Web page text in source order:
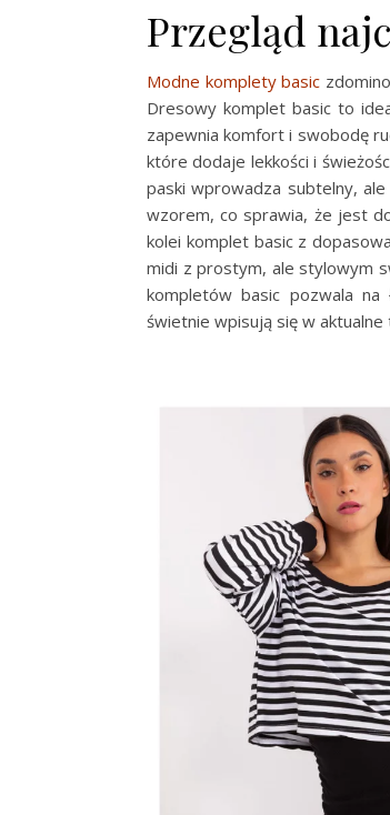
Przegląd
Modne komplety basic
Dresowy komplet basic to
zapewnia komfort i swobodę
które dodaje lekkości i
paski wprowadza subtelny,
wzorem, co sprawia, że jest
kolei komplet basic z
midi z prostym, ale stylowym
kompletów basic pozwala
świetnie wpisują się w aktualne